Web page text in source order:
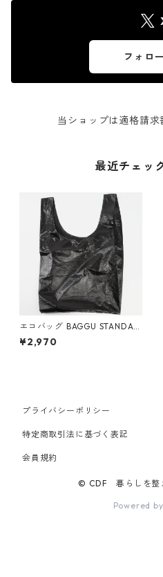
フォロ
当ショップは適格請求
最近チェッ
エコバッグ BAGGU STANDAR
D スタンダードバグゥ バグー
メタリック ブラック
¥2,970
プライバシーポリシー
特定商取引法に基づく表記
会員規約
© CDF 暮らしを整
Powered